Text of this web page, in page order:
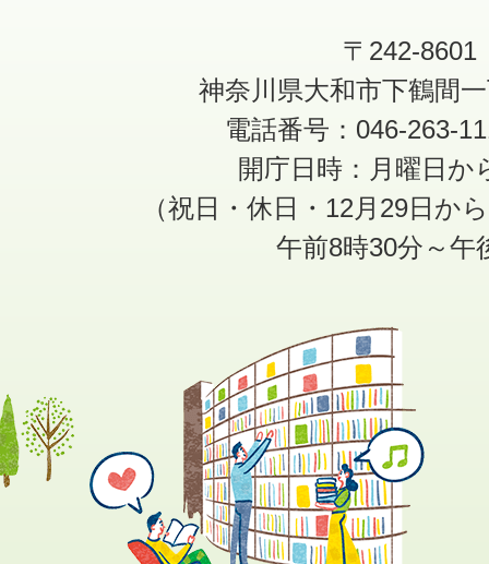
〒242-8601
神奈川県大和市下鶴間
電話番号：046-263-
開庁日時：月曜日か
（祝日・休日・12月29日か
午前8時30分～午